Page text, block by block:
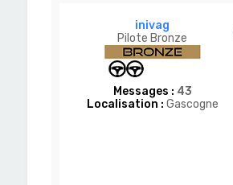
inivag
Pilote Bronze
Messages : 43
Localisation : Gascogne